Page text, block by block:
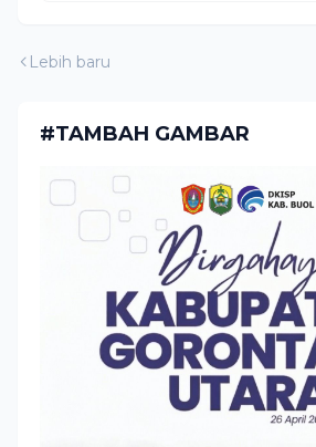
Lebih baru
#TAMBAH GAMBAR